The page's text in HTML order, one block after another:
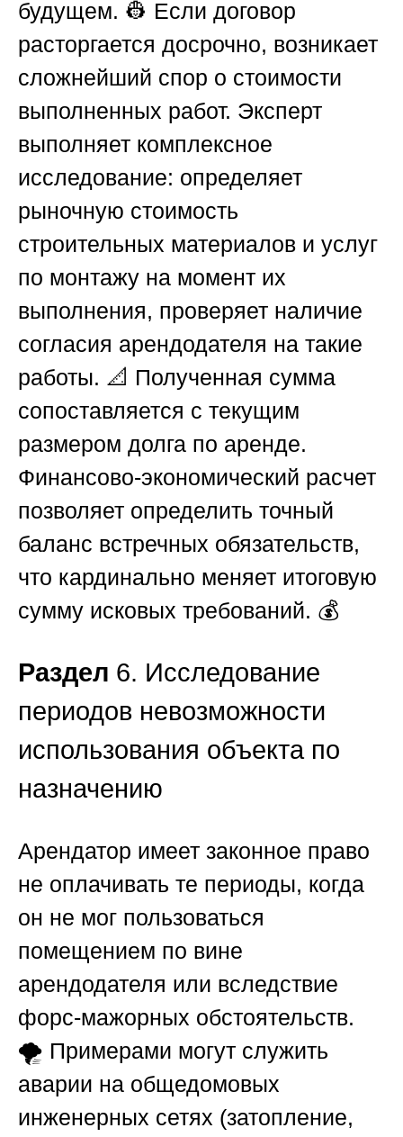
будущем. 👷 Если договор
расторгается досрочно, возникает
сложнейший спор о стоимости
выполненных работ. Эксперт
выполняет комплексное
исследование: определяет
рыночную стоимость
строительных материалов и услуг
по монтажу на момент их
выполнения, проверяет наличие
согласия арендодателя на такие
работы. 📐 Полученная сумма
сопоставляется с текущим
размером долга по аренде.
Финансово-экономический расчет
позволяет определить точный
баланс встречных обязательств,
что кардинально меняет итоговую
сумму исковых требований. 💰
Раздел 6. Исследование
периодов невозможности
использования объекта по
назначению
Арендатор имеет законное право
не оплачивать те периоды, когда
он не мог пользоваться
помещением по вине
арендодателя или вследствие
форс-мажорных обстоятельств.
🌪️ Примерами могут служить
аварии на общедомовых
инженерных сетях (затопление,